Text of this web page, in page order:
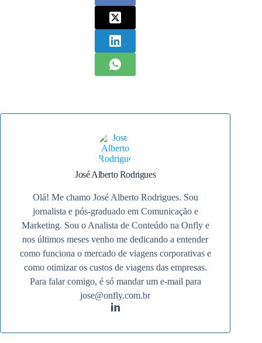
José Alberto Rodrigues
Olá! Me chamo José Alberto Rodrigues. Sou
jornalista e pós-graduado em Comunicação e
Marketing. Sou o Analista de Conteúdo na Onfly e
nos últimos meses venho me dedicando a entender
como funciona o mercado de viagens corporativas e
como otimizar os custos de viagens das empresas.
Para falar comigo, é só mandar um e-mail para
jose@onfly.com.br